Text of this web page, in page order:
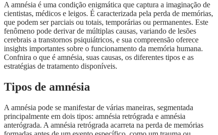
A amnésia é uma condição enigmática que captura a imaginação de
cientistas, médicos e leigos. É caracterizada pela perda de memórias,
que podem ser parciais ou totais, temporárias ou permanentes. Este
fenômeno pode derivar de múltiplas causas, variando de lesões
cerebrais a transtornos psiquiátricos, e sua compreensão oferece
insights importantes sobre o funcionamento da memória humana.
Confnira o que é amnésia, suas causas, os diferentes tipos e as
estratégias de tratamento disponíveis.
Tipos de amnésia
A amnésia pode se manifestar de várias maneiras, segmentada
principalmente em dois tipos: amnésia retrógrada e amnésia
anterógrada. A amnésia retrógrada acarreta na perda de memórias